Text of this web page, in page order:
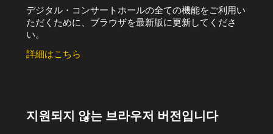
デジタル・コンサートホールの全ての機能をご利用い
ただくために、ブラウザを最新版に更新してくださ
い。
詳細はこちら
지원되지 않는 브라우저 버전입니다